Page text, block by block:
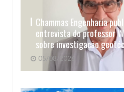
Chammas Engenharia
entrevista do professor
sobre investigação
05/08/2026